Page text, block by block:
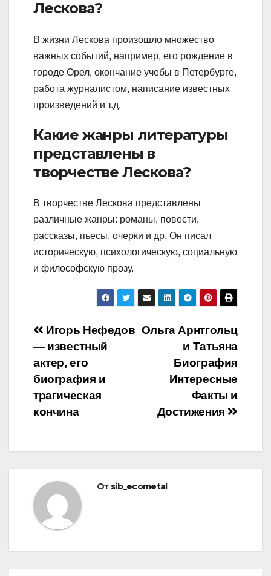
Лескова?
В жизни Лескова произошло множество
важных событий, например, его рождение в
городе Орел, окончание учебы в Петербурге,
работа журналистом, написание известных
произведений и т.д.
Какие жанры литературы
представлены в
творчестве Лескова?
В творчестве Лескова представлены
различные жанры: романы, повести,
рассказы, пьесы, очерки и др. Он писал
историческую, психологическую, социальную
и философскую прозу.
Навигация
по
записям
Ольга Арнтгольц
и Татьяна
Биография
Интересные
Факты и
Достижения
Игорь Нефедов
— известный
актер, его
биография и
трагическая
кончина
От sib_ecometal